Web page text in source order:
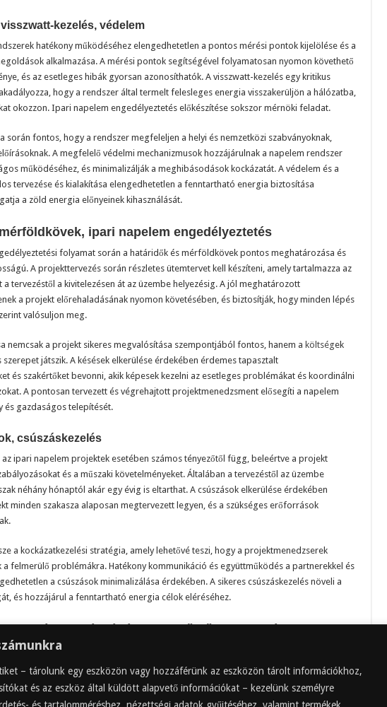
– tárolunk egy eszközön vagy hozzáférünk az eszközön tárolt információkhoz,
és az eszköz által küldött alapvető információkat – kezelünk személyre
és tartalomméréshez, nézettségi adatok gyűjtéséhez, valamint termékek
kezelés, védelem
hatékony működéséhez elengedhetetlen a pontos mérési pontok kijelölése és a
alkalmazása. A mérési pontok segítségével folyamatosan nyomon követhető
és az esetleges hibák gyorsan azonosíthatók. A visszwatt-kezelés egy kritikus
hogy a rendszer által termelt felesleges energia visszakerüljön a hálózatba,
okozzon. Ipari napelem engedélyeztetés előkészítése sokszor mérnöki feladat.
során fontos, hogy a rendszer megfeleljen a helyi és nemzetközi szabványoknak,
A megfelelő védelmi mechanizmusok hozzájárulnak a napelem rendszer
működéséhez, és minimalizálják a meghibásodások kockázatát. A védelem és a
tervezése és kialakítása elengedhetetlen a fenntartható energia biztosítása
a zöld energia előnyeinek kihasználását.
ipari napelem engedélyeztetés
folyamat során a határidők és mérföldkövek pontos meghatározása és
A projekttervezés során részletes ütemtervet kell készíteni, amely tartalmazza az
tervezéstől a kivitelezésen át az üzembe helyezésig. A jól meghatározott
a projekt előrehaladásának nyomon követésében, és biztosítják, hogy minden lépés
valósuljon meg.
nemcsak a projekt sikeres megvalósítása szempontjából fontos, hanem a költségek
játszik. A késések elkerülése érdekében érdemes tapasztalt
és szakértőket bevonni, akik képesek kezelni az esetleges problémákat és koordinálni
A pontosan tervezett és végrehajtott projektmenedzsment elősegíti a napelem
és gazdaságos telepítését.
csúszáskezelés
ipari napelem projektek esetében számos tényezőtől függ, beleértve a projekt
és a műszaki követelményeket. Általában a tervezéstől az üzembe
néhány hónaptól akár egy évig is eltarthat. A csúszások elkerülése érdekében
minden szakasza alaposan megtervezett legyen, és a szükséges erőforrások
a kockázatkezelési stratégia, amely lehetővé teszi, hogy a projektmenedzserek
a felmerülő problémákra. Hatékony kommunikáció és együttműködés a partnerekkel és
a csúszások minimalizálása érdekében. A sikeres csúszáskezelés növeli a
és hozzájárul a fenntartható energia célok eléréséhez.
engedélyeztetés lépései, ellenőrzőlista letöltése
érdekében javasolt egy részletes ellenőrzőlista készítése, amely segíti az
lépéseinek nyomon követését. Az ellenőrzőlista tartalmazza az összes szükséges
és mérföldkövet, amelyeket a projekt során be kell tartani. Az ellenőrzőlista
és hatékony módja annak, hogy biztosítsa a projekt zökkenőmentes előrehaladását,